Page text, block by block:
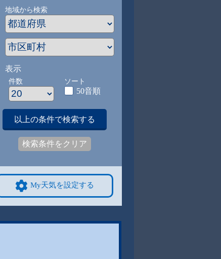
地域から検索
表示
件数 ソート
50音順
以上の条件で検索する
検索条件をクリア
My天気を設定する